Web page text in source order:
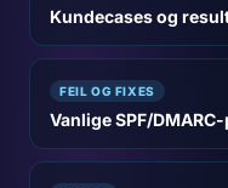
Kundecases og
FEIL OG FIXES
Vanlige SPF/